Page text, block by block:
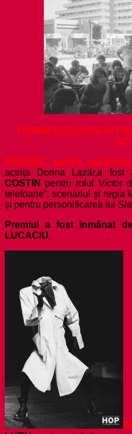
PREMII GĂZDUITE ÎN
PREMIUL pentru
actriţa Dorina Lazăr,a fost
COSTIN
pentru rolul Victor
telefoane”, scenariul şi regia
şi pentru personificarea lui
Premiul a fost înmânat
LUCACIU.